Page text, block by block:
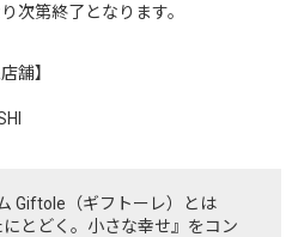
次第終了となります。
舗】
Giftole（ギフトーレ）とは
にとどく。小さな幸せ』をコン